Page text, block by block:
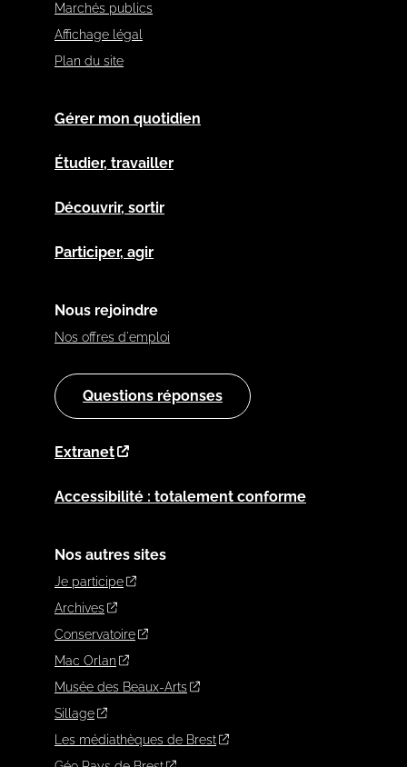
Marchés publics
Affichage légal
Plan du site
Gérer mon quotidien
Étudier, travailler
Découvrir, sortir
Participer, agir
Nous rejoindre
Nos offres d'emploi
Questions réponses
Extranet
Accessibilité : totalement conforme
Nos autres sites
Je participe
Archives
Conservatoire
Mac Orlan
Musée des Beaux-Arts
Sillage
Les médiathèques de Brest